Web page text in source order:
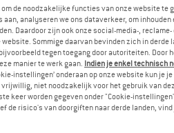
SALE(0)
WE GEEN
ASSORTIMENT...
Om deze snel te vinden, kun je
en probeer het met
de noodzakelijke functies van onze website te
analyseren we ons dataverkeer, om inhouden
Daardoor zijn ook onze social-media-, reclame-
Sommige daarvan bevinden zich in derde
tegen toegang door autoriteiten. Door
manier te werk gaan. Indien je enkel technisch
instellingen’ onderaan op onze website kun je
niet noodzakelijk voor het gebruik van
keer worden gegeven onder "Cookie-
de risico's van doorgiften naar derde landen, vind